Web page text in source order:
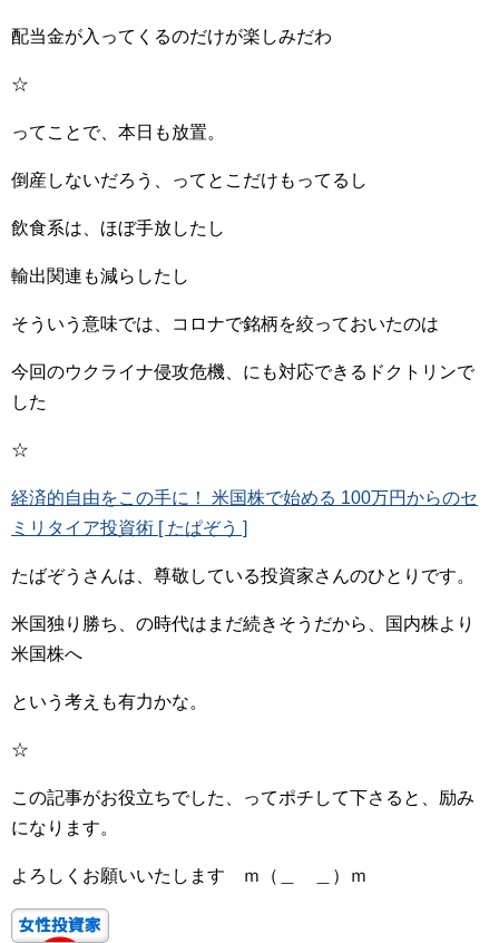
配当金が入ってくるのだけが楽しみだわ
☆
ってことで、本日も放置。
倒産しないだろう、ってとこだけもってるし
飲食系は、ほぼ手放したし
輸出関連も減らしたし
そういう意味では、コロナで銘柄を絞っておいたのは
今回のウクライナ侵攻危機、にも対応できるドクトリンで
した
☆
経済的自由をこの手に！ 米国株で始める 100万円からのセ
ミリタイア投資術 [ たぱぞう ]
たばぞうさんは、尊敬している投資家さんのひとりです。
米国独り勝ち、の時代はまだ続きそうだから、国内株より
米国株へ
という考えも有力かな。
☆
この記事がお役立ちでした、ってポチして下さると、励み
になります。
よろしくお願いいたします ｍ（＿ ＿）ｍ